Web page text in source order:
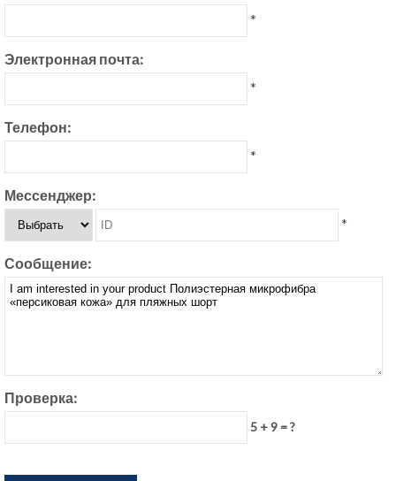
*
Электронная почта:
*
Телефон:
*
Мессенджер:
*
Сообщение:
Проверка:
5 + 9 = ?